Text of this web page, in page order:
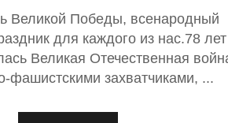
Великой Победы, всенародный
для каждого из нас.78 лет
Великая Отечественная
фашистскими захватчиками, ...